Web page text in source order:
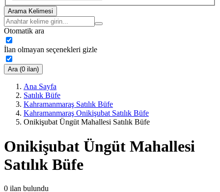
Arama Kelimesi
Otomatik ara
İlan olmayan seçenekleri gizle
Ara (0 ilan)
Ana Sayfa
Satılık Büfe
Kahramanmaraş Satılık Büfe
Kahramanmaraş Onikişubat Satılık Büfe
Onikişubat Üngüt Mahallesi Satılık Büfe
Onikişubat Üngüt Mahallesi
Satılık Büfe
0 ilan bulundu